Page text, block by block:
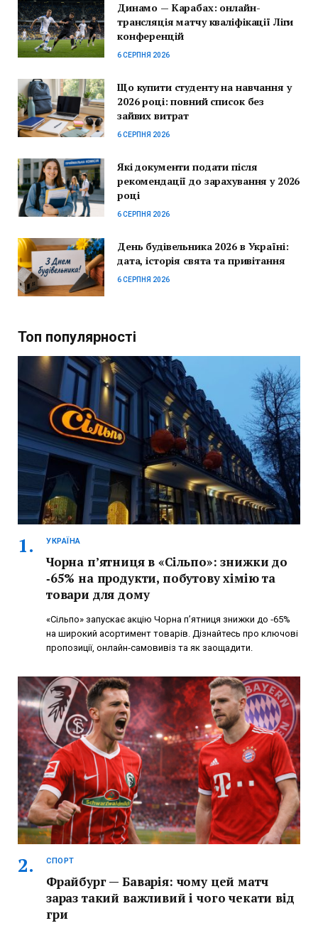
Динамо — Карабах: онлайн-
трансляція матчу кваліфікації Ліги
конференцій
6 СЕРПНЯ 2026
Що купити студенту на навчання у
2026 році: повний список без
зайвих витрат
6 СЕРПНЯ 2026
Які документи подати після
рекомендації до зарахування у 2026
році
6 СЕРПНЯ 2026
День будівельника 2026 в Україні:
дата, історія свята та привітання
6 СЕРПНЯ 2026
Топ популярності
УКРАЇНА
Чорна п’ятниця в «Сільпо»: знижки до
‑65% на продукти, побутову хімію та
товари для дому
«Сільпо» запускає акцію Чорна п’ятниця знижки до ‑65%
на широкий асортимент товарів. Дізнайтесь про ключові
пропозиції, онлайн‑самовивіз та як заощадити.
СПОРТ
Фрайбург — Баварія: чому цей матч
зараз такий важливий і чого чекати від
гри